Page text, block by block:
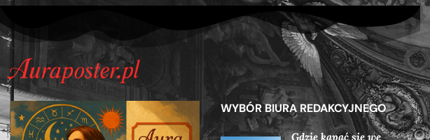
WYBÓR BIURA REDAKCYJNEGO
Gdzie kąpać się we